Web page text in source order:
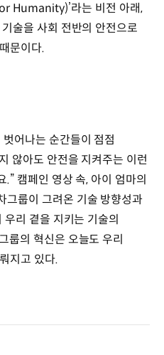
Humanity)’라는 비전 아래,
술을 사회 전반의 안전으로
문이다.
어나는 순간들이 점점
않아도 안전을 지켜주는 이런
캠페인 영상 속, 아이 엄마의
그룹이 그려온 기술 방향성과
리 곁을 지키는 기술의
룹의 혁신은 오늘도 우리
지고 있다.